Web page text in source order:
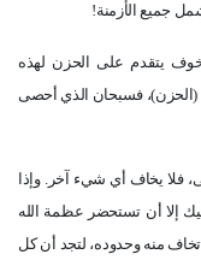
جميع الأزمنة!
يتقدم على الحزن لهذه
(الحزن)، فسبحان الذي أحصى
فلا يخاف أي شيء آخر. وإذا
إلا أن تستحضر عظمة الله
منه وحدوده، لتجد أن كل